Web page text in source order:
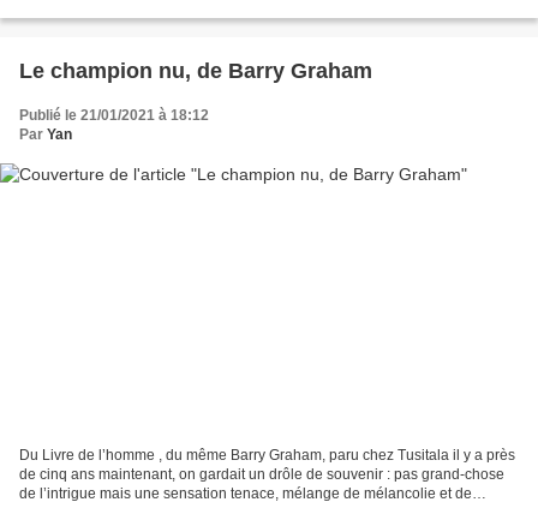
Le champion nu, de Barry Graham
Publié le 21/01/2021 à 18:12
Par Yan
Du Livre de l’homme , du même Barry Graham, paru chez Tusitala il y a près
de cinq ans maintenant, on gardait un drôle de souvenir : pas grand-chose
de l’intrigue mais une sensation tenace, mélange de mélancolie et de